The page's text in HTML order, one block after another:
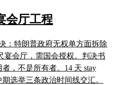
会厅工程
：特朗普政府无权单方面拆除
宴会厅，需国会授权。判决书
，不是所有者。14 天 stay
选举三条政治时间线交汇。